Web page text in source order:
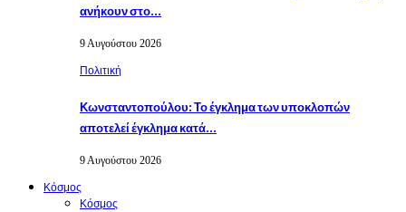
ανήκουν στο…
9 Αυγούστου 2026
Πολιτική
Κωνσταντοπούλου: Το έγκλημα των υποκλοπών
αποτελεί έγκλημα κατά…
9 Αυγούστου 2026
Κόσμος
Κόσμος